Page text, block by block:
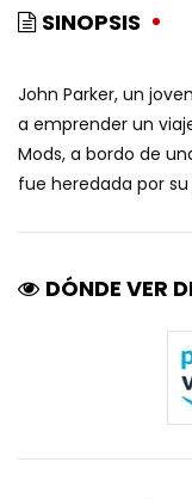
SINOPSIS
John Parker, un
a emprender un
Mods, a bordo de
fue heredada por su
DÓNDE VER